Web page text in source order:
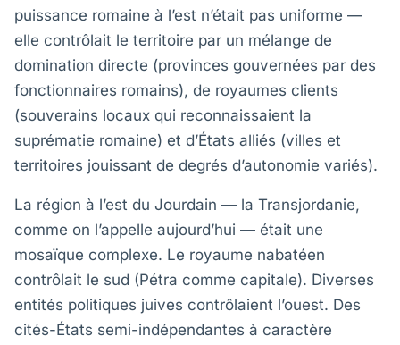
puissance romaine à l’est n’était pas uniforme —
elle contrôlait le territoire par un mélange de
domination directe (provinces gouvernées par des
fonctionnaires romains), de royaumes clients
(souverains locaux qui reconnaissaient la
suprématie romaine) et d’États alliés (villes et
territoires jouissant de degrés d’autonomie variés).
La région à l’est du Jourdain — la Transjordanie,
comme on l’appelle aujourd’hui — était une
mosaïque complexe. Le royaume nabatéen
contrôlait le sud (Pétra comme capitale). Diverses
entités politiques juives contrôlaient l’ouest. Des
cités-États semi-indépendantes à caractère